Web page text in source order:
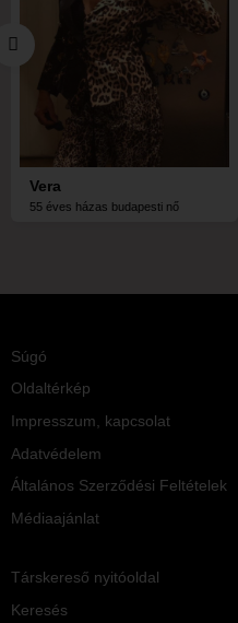
Vera
55 éves házas budapesti nő
Súgó
Oldaltérkép
Impresszum, kapcsolat
Adatvédelem
Általános Szerződési Feltételek
Médiaajánlat
Társkereső nyitóoldal
Keresés